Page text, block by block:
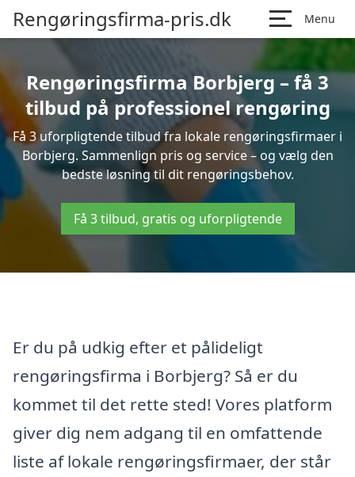
Rengøringsfirma-pris.dk Menu
Rengøringsfirma Borbjerg – få 3
tilbud på professionel rengøring
Få 3 uforpligtende tilbud fra lokale rengøringsfirmaer i
Borbjerg. Sammenlign pris og service – og vælg den
bedste løsning til dit rengøringsbehov.
Få 3 tilbud, gratis og uforpligtende
Er du på udkig efter et pålideligt
rengøringsfirma i Borbjerg? Så er du
kommet til det rette sted! Vores platform
giver dig nem adgang til en omfattende
liste af lokale rengøringsfirmaer, der står